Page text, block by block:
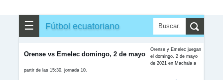
☰ Fútbol ecuatoriano
Orense vs Emelec domingo, 2 de mayo
Orense y Emelec juegan
el domingo, 2 de mayo
de 2021 en Machala a
partir de las 15:30, jornada 10.